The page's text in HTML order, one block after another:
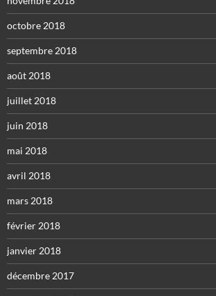
octobre 2018
septembre 2018
août 2018
juillet 2018
juin 2018
mai 2018
avril 2018
mars 2018
février 2018
janvier 2018
décembre 2017